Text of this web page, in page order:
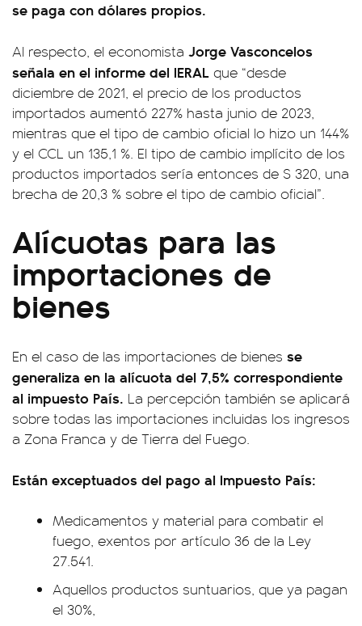
se paga con dólares propios.
Al respecto, el economista Jorge Vasconcelos
señala en el informe del IERAL que “desde
diciembre de 2021, el precio de los productos
importados aumentó 227% hasta junio de 2023,
mientras que el tipo de cambio oficial lo hizo un 144%
y el CCL un 135,1 %. El tipo de cambio implícito de los
productos importados sería entonces de $ 320, una
brecha de 20,3 % sobre el tipo de cambio oficial”.
Alícuotas para las
importaciones de
bienes
En el caso de las importaciones de bienes se
generaliza en la alícuota del 7,5% correspondiente
al impuesto País. La percepción también se aplicará
sobre todas las importaciones incluidas los ingresos
a Zona Franca y de Tierra del Fuego.
Están exceptuados del pago al Impuesto País:
Medicamentos y material para combatir el
fuego, exentos por artículo 36 de la Ley
27.541.
Aquellos productos suntuarios, que ya pagan
el 30%,